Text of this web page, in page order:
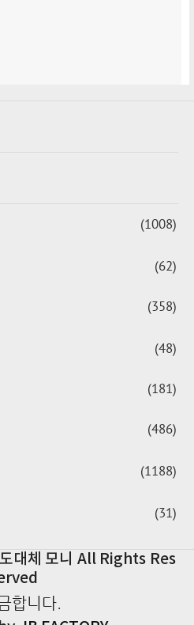
(1008)
(62)
(358)
(48)
(181)
(486)
(1188)
(31)
대체 모니 All Rights Res
합니다.